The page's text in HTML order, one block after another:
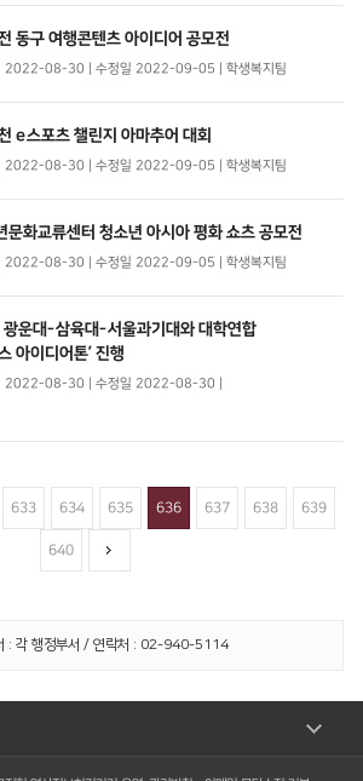
동구 여행콘텐츠 아이디어 공모전
2022-08-30 | 수정일 2022-09-05 | 학생복지팀
e스포츠 챌린지 아마추어 대회
2022-08-30 | 수정일 2022-09-05 | 학생복지팀
문화교류센터 청소년 아시아 평화 쇼츠 공모전
2022-08-30 | 수정일 2022-09-05 | 학생복지팀
운대-삼육대-서울과기대와 대학연합
아이디어톤’ 진행
2022-08-30 | 수정일 2022-08-30 |
633 634 635 636 637 638 639
640
: 각 행정부서 / 연락처 : 02-940-5114